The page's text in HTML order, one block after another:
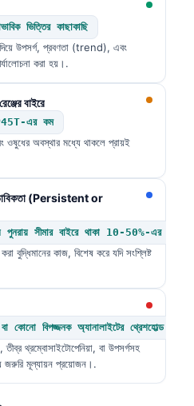
ভিত্তির কাছাকাছি
দিয়ে উপসর্গ, প্রবণতা (trend), এবং
করা হয়।.
বাইরে
এর কম
অবস্থার মধ্যে থাকলে প্রায়ই
(Persistent or
পুনরায় সীমার বাইরে থাকা 10-50%-এর বেশি
বুদ্ধিমানের কাজ, বিশেষ করে যদি সংশ্লিষ্ট
কোনো বিপজ্জনক অ্যানালাইটের থ্রেশহোল্ড
তীব্র থ্রম্বোসাইটোপেনিয়া, বা উপসর্গসহ
জরুরি মূল্যায়ন প্রয়োজন।.